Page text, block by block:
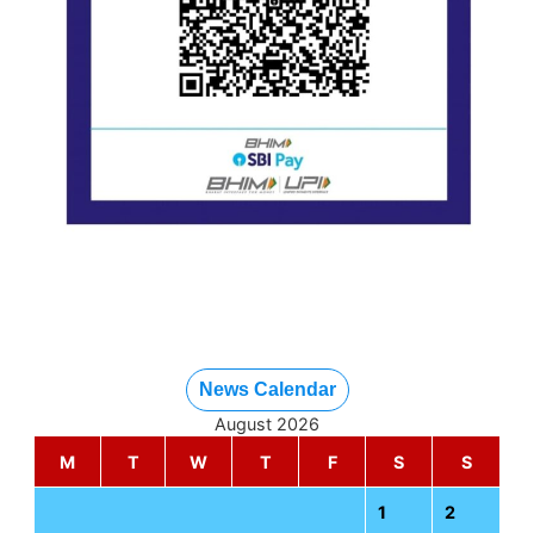
News Calendar
August 2026
M
T W T F S S
1 2